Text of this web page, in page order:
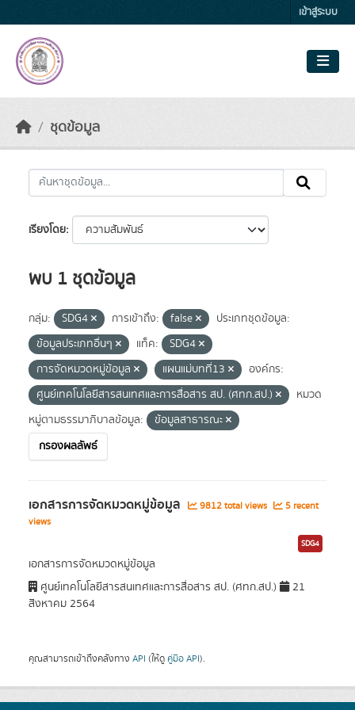
เข้าสู่ระบบ
ชุดข้อมูล
เรียงโดย
พบ 1 ชุดข้อมูล
กลุ่ม: SDG4 การเข้าถึง: false
ประเภทชุดข้อมูล:
ข้อมูลประเภทอื่นๆ
แท็ค:
SDG4
การจัดหมวดหมู่ข้อมูล
แผนแม่บทที่13
องค์กร:
ศูนย์เทคโนโลยีสารสนเทศและการสื่อสาร สป. (ศทก.สป.)
หมวด
หมู่ตามธรรมาภิบาลข้อมูล:
ข้อมูลสาธารณะ
กรองผลลัพธ์
เอกสารการจัดหมวดหมู่ข้อมูล 9812 total views
5 recent
views
SDG4
เอกสารการจัดหมวดหมู่ข้อมูล
ศูนย์เทคโนโลยีสารสนเทศและการสื่อสาร สป. (ศทก.สป.)
21
สิงหาคม 2564
คุณสามารถเข้าถึงคลังทาง API (ให้ดู คู่มือ API).